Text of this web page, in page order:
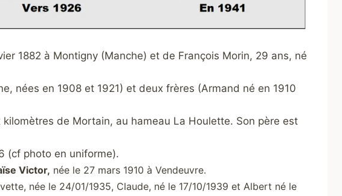
1882 à Montigny (Manche) et de François Morin, 29 ans, né
nées en 1908 et 1921) et deux frères (Armand né en 1910
de Mortain, au hameau La Houlette. Son père est
(cf photo en uniforme).
Victor, née le 27 mars 1910 à Vendeuvre.
née le 24/01/1935, Claude, né le 17/10/1939 et Albert né le